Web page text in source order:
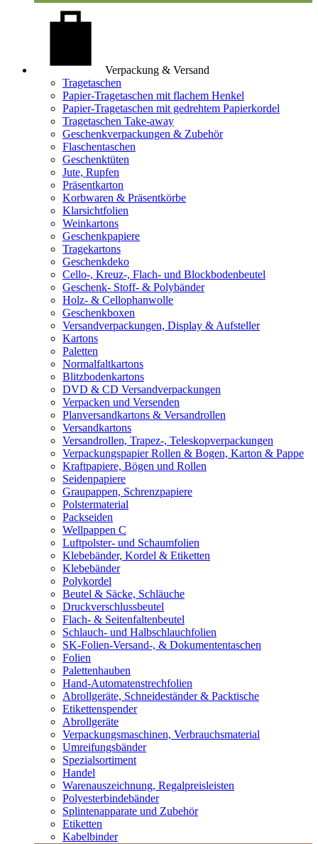
Verpackung & Versand
Tragetaschen
Papier-Tragetaschen mit flachem Henkel
Papier-Tragetaschen mit gedrehtem Papierkordel
Tragetaschen Take-away
Geschenkverpackungen & Zubehör
Flaschentaschen
Geschenktüten
Jute, Rupfen
Präsentkarton
Korbwaren & Präsentkörbe
Klarsichtfolien
Weinkartons
Geschenkpapiere
Tragekartons
Geschenkdeko
Cello-, Kreuz-, Flach- und Blockbodenbeutel
Geschenk- Stoff- & Polybänder
Holz- & Cellophanwolle
Geschenkboxen
Versandverpackungen, Display & Aufsteller
Kartons
Paletten
Normalfaltkartons
Blitzbodenkartons
DVD & CD Versandverpackungen
Verpacken und Versenden
Planversandkartons & Versandrollen
Versandkartons
Versandrollen, Trapez-, Teleskopverpackungen
Verpackungspapier Rollen & Bogen, Karton & Pappe
Kraftpapiere, Bögen und Rollen
Seidenpapiere
Graupappen, Schrenzpapiere
Polstermaterial
Packseiden
Wellpappen C
Luftpolster- und Schaumfolien
Klebebänder, Kordel & Etiketten
Klebebänder
Polykordel
Beutel & Säcke, Schläuche
Druckverschlussbeutel
Flach- & Seitenfaltenbeutel
Schlauch- und Halbschlauchfolien
SK-Folien-Versand-, & Dokumententaschen
Folien
Palettenhauben
Hand-Automatenstrechfolien
Abrollgeräte, Schneideständer & Packtische
Etikettenspender
Abrollgeräte
Verpackungsmaschinen, Verbrauchsmaterial
Umreifungsbänder
Spezialsortiment
Handel
Warenauszeichnung, Regalpreisleisten
Polyesterbindebänder
Splintenapparate und Zubehör
Etiketten
Kabelbinder